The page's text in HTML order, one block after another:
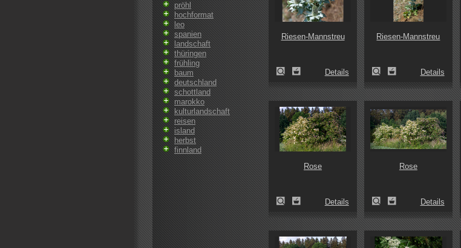
pröhl
hochformat
leo
spanien
landschaft
thüringen
frühling
baum
deutschland
schottland
marokko
kulturlandschaft
reisen
island
herbst
finnland
Riesen-Mannstreu
Details
Riesen-Mannstreu
Details
Rose
Details
Rose
Details